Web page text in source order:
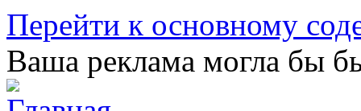
Перейти к основному
Ваша реклама могла бы